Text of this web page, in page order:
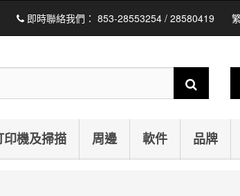
即時聯絡我們： 853-28553254 / 28580419
印機及掃描 周邊 軟件 品牌